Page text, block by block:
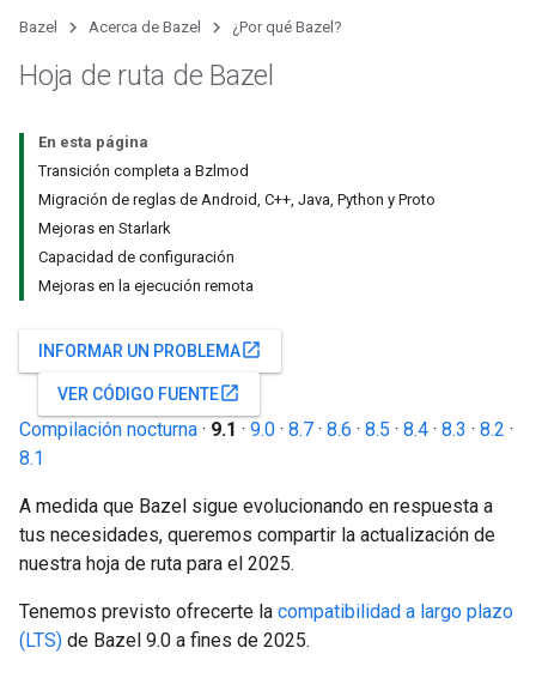
Bazel Acerca de Bazel ¿Por qué Bazel?
Hoja de ruta de Bazel
En esta página
Transición completa a Bzlmod
Migración de reglas de Android, C++, Java, Python y Proto
Mejoras en Starlark
Capacidad de configuración
Mejoras en la ejecución remota
INFORMAR UN PROBLEMAopen_in_new
VER CÓDIGO FUENTEopen_in_new
Compilación nocturna · 9.1 · 9.0 · 8.7 · 8.6 · 8.5 · 8.4 · 8.3 · 8.2 ·
8.1
A medida que Bazel sigue evolucionando en respuesta a
tus necesidades, queremos compartir la actualización de
nuestra hoja de ruta para el 2025.
Tenemos previsto ofrecerte la compatibilidad a largo plazo
(LTS) de Bazel 9.0 a fines de 2025.